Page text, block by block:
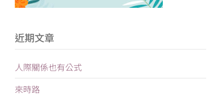
近期文章
人際關係也有公式
來時路